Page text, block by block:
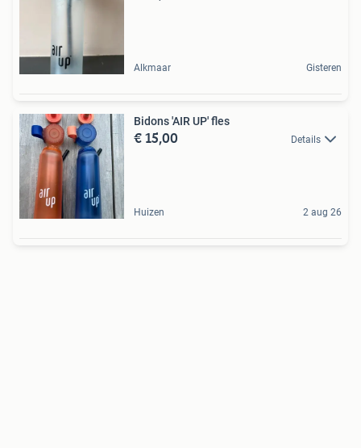
Alkmaar Gisteren
Bidons 'AIR UP' fles
€ 15,00 Details
Huizen 2 aug 26